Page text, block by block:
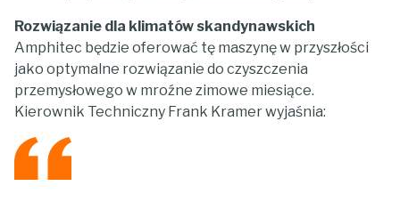
Rozwiązanie dla klimatów skandynawskich
Amphitec będzie oferować tę maszynę w przyszłości
jako optymalne rozwiązanie do czyszczenia
przemysłowego w mroźne zimowe miesiące.
Kierownik Techniczny Frank Kramer wyjaśnia: